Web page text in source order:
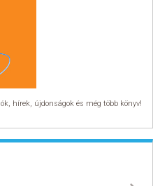
hírek, újdonságok és még több könyv!